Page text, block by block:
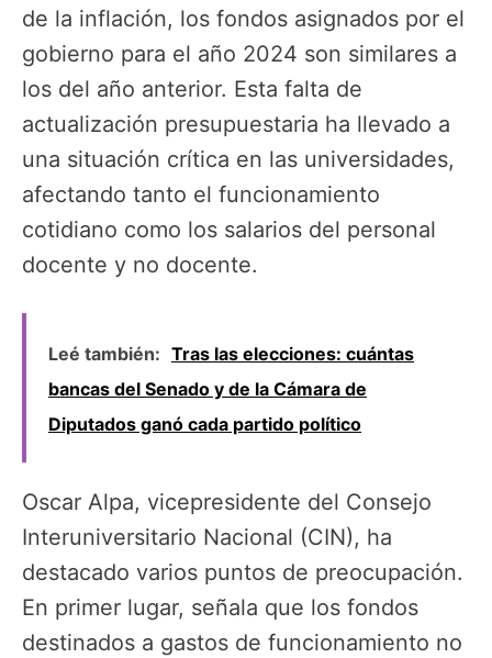
de la inflación, los fondos asignados por el
gobierno para el año 2024 son similares a
los del año anterior. Esta falta de
actualización presupuestaria ha llevado a
una situación crítica en las universidades,
afectando tanto el funcionamiento
cotidiano como los salarios del personal
docente y no docente.
Leé también: Tras las elecciones: cuántas
bancas del Senado y de la Cámara de
Diputados ganó cada partido político
Oscar Alpa, vicepresidente del Consejo
Interuniversitario Nacional (CIN), ha
destacado varios puntos de preocupación.
En primer lugar, señala que los fondos
destinados a gastos de funcionamiento no